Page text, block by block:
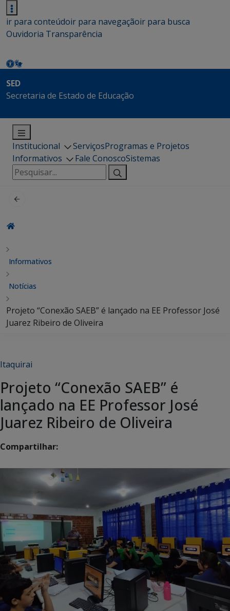
ir para conteúdoir para navegaçãoir para busca
Ouvidoria Transparência
SED
Secretaria de Estado de Educação
Institucional ServiçosProgramas e Projetos
Informativos
Fale ConoscoSistemas
Pesquisar
por:
Informativos
Notícias
Projeto “Conexão SAEB” é lançado na EE Professor José
Juarez Ribeiro de Oliveira
Itaquirai
Projeto “Conexão SAEB” é
lançado na EE Professor José
Juarez Ribeiro de Oliveira
Compartilhar: